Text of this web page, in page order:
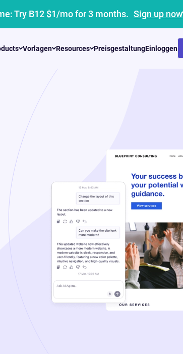
Try B12 $1/mo for 3 months. Sign up now
Vorlagen Resources PreisgestaltungEinloggen